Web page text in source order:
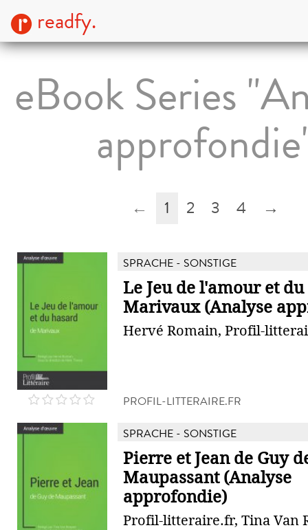
readfy.
eBook Series
← 1 2 3 4 →
SPRACHE - SONSTIGE
Le Jeu de l'amour et
Marivaux (Analyse
Hervé Romain, Profil-
PROFIL-LITTERAIRE.FR
SPRACHE - SONSTIGE
Pierre et Jean de Guy
Maupassant (Analyse
approfondie)
Profil-litteraire.fr, Tina Van